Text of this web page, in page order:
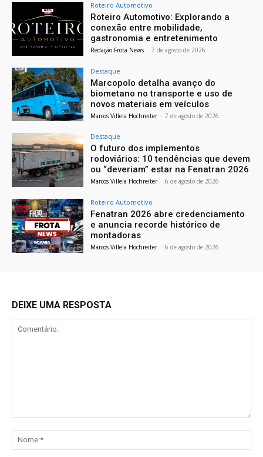
Roteiro Automotivo
Roteiro Automotivo: Explorando a
conexão entre mobilidade,
gastronomia e entretenimento
Redação Frota News - 7 de agosto de 2026
Destaque
Marcopolo detalha avanço do
biometano no transporte e uso de
novos materiais em veículos
Marcos Villela Hochreiter - 7 de agosto de 2026
Destaque
O futuro dos implementos
rodoviários: 10 tendências que devem
ou “deveriam” estar na Fenatran 2026
Marcos Villela Hochreiter - 6 de agosto de 2026
Roteiro Automotivo
Fenatran 2026 abre credenciamento
e anuncia recorde histórico de
montadoras
Marcos Villela Hochreiter - 6 de agosto de 2026
DEIXE UMA RESPOSTA